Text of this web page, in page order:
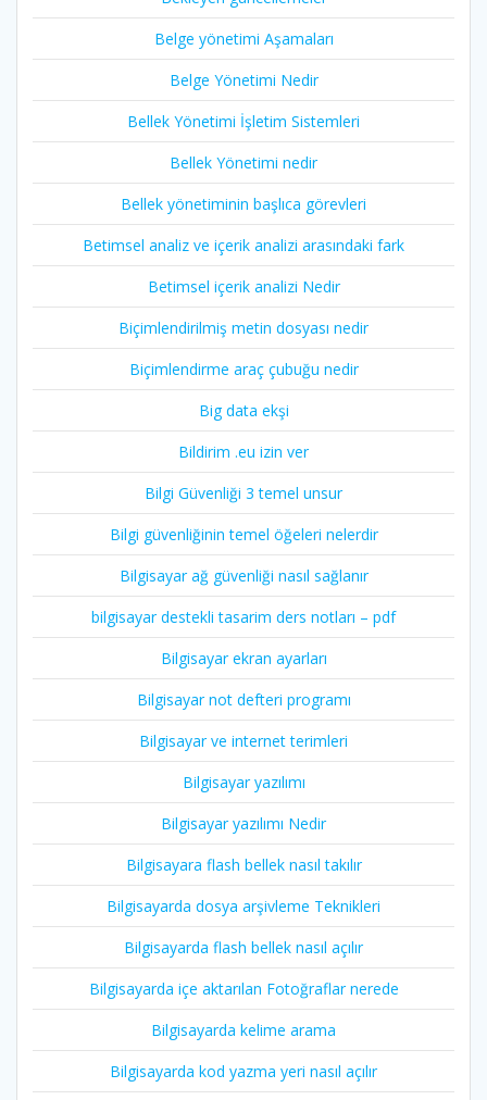
Belge yönetimi Aşamaları
Belge Yönetimi Nedir
Bellek Yönetimi İşletim Sistemleri
Bellek Yönetimi nedir
Bellek yönetiminin başlıca görevleri
Betimsel analiz ve içerik analizi arasındaki fark
Betimsel içerik analizi Nedir
Biçimlendirilmiş metin dosyası nedir
Biçimlendirme araç çubuğu nedir
Big data ekşi
Bildirim .eu izin ver
Bilgi Güvenliği 3 temel unsur
Bilgi güvenliğinin temel öğeleri nelerdir
Bilgisayar ağ güvenliği nasıl sağlanır
bilgisayar destekli tasarim ders notları – pdf
Bilgisayar ekran ayarları
Bilgisayar not defteri programı
Bilgisayar ve internet terimleri
Bilgisayar yazılımı
Bilgisayar yazılımı Nedir
Bilgisayara flash bellek nasıl takılır
Bilgisayarda dosya arşivleme Teknikleri
Bilgisayarda flash bellek nasıl açılır
Bilgisayarda içe aktarılan Fotoğraflar nerede
Bilgisayarda kelime arama
Bilgisayarda kod yazma yeri nasıl açılır